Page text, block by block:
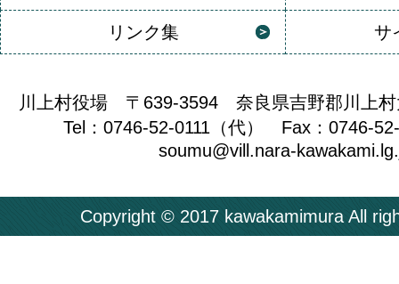
リンク集 サ
川上村役場 〒639-3594 奈良県吉野郡川上村
Tel：0746-52-0111（代） Fax：0746-
soumu@vill.nara-
Copyright © 2017 kawakamimura All